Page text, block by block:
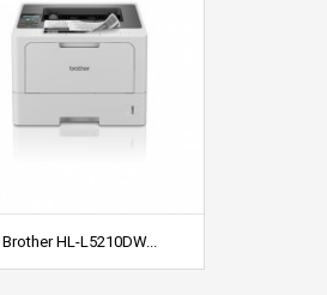
Brother HL-L5210DW...